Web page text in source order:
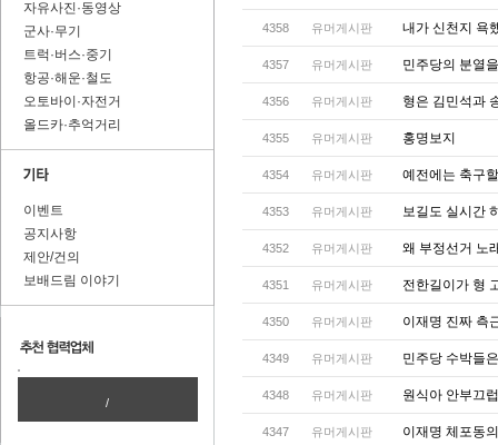
자유사진·동영상
군사·무기
트럭·버스·중기
항공·해운·철도
오토바이·자전거
올드카·추억거리
이벤트
공지사항
제안/건의
보배드림 이야기
/
4358 유머게시판 내가 신천지 욕
4357 유머게시판 민주당의 분열
4356 유머게시판 형은 김민석과
4355 유머게시판 홍명보지
4354 유머게시판 예전에는 축구
4353 유머게시판 보길도 실시간
4352 유머게시판 왜 부정선거 노
4351 유머게시판 전한길이가 형
4350 유머게시판 이재명 진짜 측
4349 유머게시판 민주당 수박들
4348 유머게시판 원식아 안부끄
4347 유머게시판 이재명 체포동